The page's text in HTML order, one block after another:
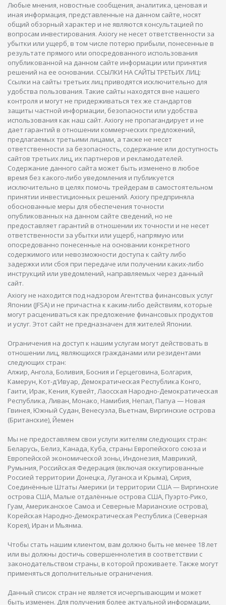
Любые мнения, новостные сообщения, аналитика, ценовая и
иная информация, представленные на данном сайте, носят
общий обзорный характер и не являются консультацией по
вопросам инвестирования. Axiory не несет ответственности за
убытки или ущерб, в том числе потерю прибыли, понесенные в
результате прямого или опосредованного использования
опубликованной на данном сайте информации или принятия
решений на ее основании. ССЫЛКИ НА САЙТЫ ТРЕТЬИХ ЛИЦ:
Ссылки на сайты третьих лиц приводятся исключительно для
удобства пользования. Такие сайты находятся вне нашего
контроля и могут не придерживаться тех же стандартов
защиты частной информации, безопасности или удобства
использования как наш сайт. Axiory не пропагандирует и не
дает гарантий в отношении коммерческих предложений,
предлагаемых третьими лицами, а также не несет
ответственности за безопасность, содержание или доступность
сайтов третьих лиц, их партнеров и рекламодателей.
Содержание данного сайта может быть изменено в любое
время без какого-либо уведомления и публикуется
исключительно в целях помочь трейдерам в самостоятельном
принятии инвестиционных решений. Axiory предприняла
обоснованные меры для обеспечения точности
опубликованных на данном сайте сведений, но не
предоставляет гарантий в отношении их точности и не несет
ответственности за убытки или ущерб, напрямую или
опосредованно понесенные на основании конкретного
содержимого или невозможности доступа к сайту либо
задержки или сбоя при передаче или получении каких-либо
инструкций или уведомлений, направляемых через данный
сайт.
Axiory не находится под надзором Агентства финансовых услуг
Японии (JFSA) и не причастна к каким-либо действиям, которые
могут расцениваться как предложение финансовых продуктов
и услуг. Этот сайт не предназначен для жителей Японии.
Ограничения на доступ к нашим услугам могут действовать в
отношении лиц, являющихся гражданами или резидентами
следующих стран:
Алжир, Ангола, Боливия, Босния и Герцеговина, Болгария,
Камерун, Кот-д'Ивуар, Демократическая Республика Конго,
Гаити, Ирак, Кения, Кувейт, Лаосская Народно-Демократическая
Республика, Ливан, Монако, Намибия, Непал, Папуа — Новая
Гвинея, Южный Судан, Венесуэла, Вьетнам, Виргинские острова
(Британские), Йемен
Мы не предоставляем свои услуги жителям следующих стран:
Беларусь, Белиз, Канада, Куба, страны Европейского союза и
Европейской экономической зоны, Индонезия, Маврикий,
Румыния, Российская Федерация (включая оккупированные
Россией территории Донецка, Луганска и Крыма), Сирия,
Соединённые Штаты Америки (и территории США — Виргинские
острова США, Малые отдалённые острова США, Пуэрто-Рико,
Гуам, Американское Самоа и Северные Марианские острова),
Корейская Народно-Демократическая Республика (Северная
Корея), Иран и Мьянма.
Чтобы стать нашим клиентом, вам должно быть не менее 18 лет
или вы должны достичь совершеннолетия в соответствии с
законодательством страны, в которой проживаете. Также могут
применяться дополнительные ограничения.
Данный список стран не является исчерпывающим и может
быть изменен. Для получения более актуальной информации,